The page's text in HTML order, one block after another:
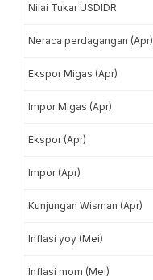
Nilai Tukar USDIDR
Neraca perdagangan (Apr)
Ekspor Migas (Apr)
Impor Migas (Apr)
Ekspor (Apr)
Impor (Apr)
Kunjungan Wisman (Apr)
Inflasi yoy (Mei)
Inflasi mom (Mei)